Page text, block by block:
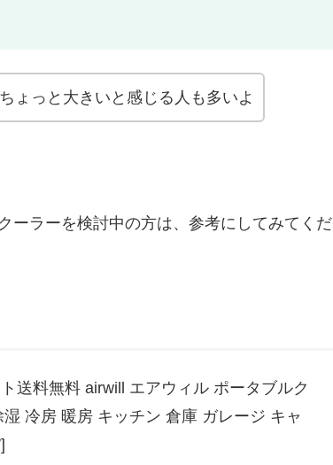
ょっと大きいと感じる人も多いよ
ーラーを検討中の方は、参考にしてみてくだ
送料無料 airwill エアウィル ポータブルク
冷房 暖房 キッチン 倉庫 ガレージ キャ